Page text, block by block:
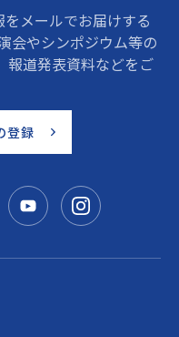
メールでお届けする
会やシンポジウム等の
報道発表資料などをご
登録